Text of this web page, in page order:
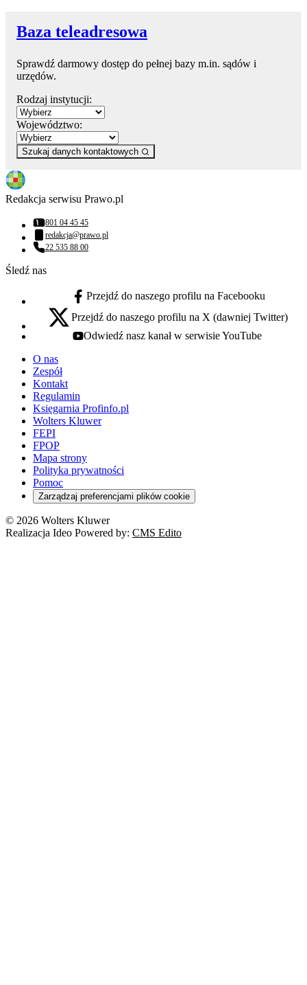
Baza teleadresowa
Sprawdź darmowy dostęp do pełnej bazy m.in. sądów i
urzędów.
Rodzaj instytucji:
Województwo:
Szukaj danych kontaktowych
Redakcja serwisu Prawo.pl
Numer telefonu:
801 04 45 45
Adres email:
redakcja@prawo.pl
Numer telefonu:
22 535 88 00
Śledź nas
facebook - otwiera się w nowej karcie
Przejdź do naszego profilu na Facebooku
x - otwiera się w nowej karcie
Przejdź do naszego profilu na X (dawniej Twitter)
youtube - otwiera się w nowej karcie
Odwiedź nasz kanał w serwisie YouTube
O nas
Zespół
Kontakt
Regulamin
Księgarnia Profinfo.pl
Wolters Kluwer
FEPI
FPOP
Mapa strony
Polityka prywatności
Pomoc
Zarządzaj preferencjami plików cookie
© 2026 Wolters Kluwer
Realizacja Ideo Powered by: CMS Edito